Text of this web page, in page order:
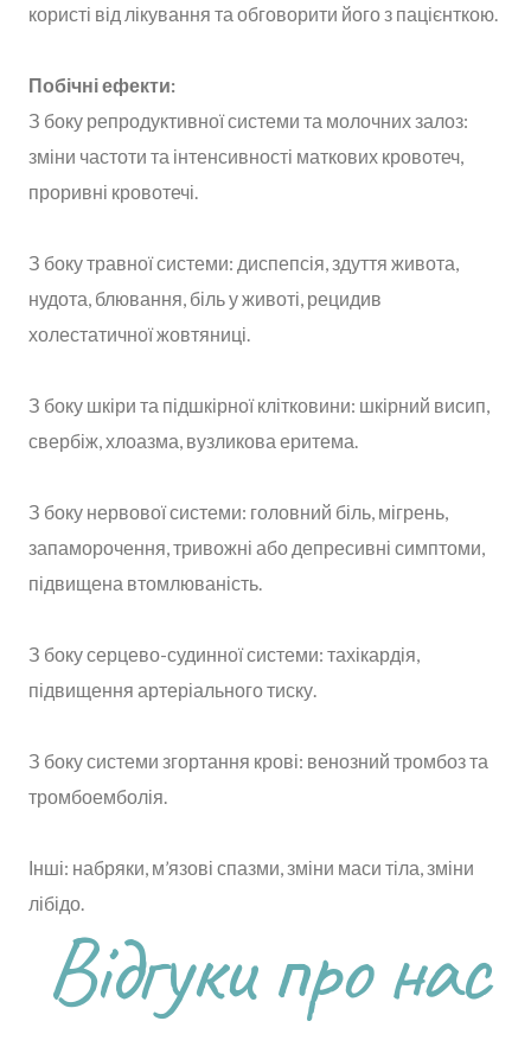
користі від лікування та обговорити його з пацієнткою.
Побічні ефекти:
З боку репродуктивної системи та молочних залоз:
зміни частоти та інтенсивності маткових кровотеч,
проривні кровотечі.
З боку травної системи: диспепсія, здуття живота,
нудота, блювання, біль у животі, рецидив
холестатичної жовтяниці.
З боку шкіри та підшкірної клітковини: шкірний висип,
свербіж, хлоазма, вузликова еритема.
З боку нервової системи: головний біль, мігрень,
запаморочення, тривожні або депресивні симптоми,
підвищена втомлюваність.
З боку серцево-судинної системи: тахікардія,
підвищення артеріального тиску.
З боку системи згортання крові: венозний тромбоз та
тромбоемболія.
Інші: набряки, м’язові спазми, зміни маси тіла, зміни
лібідо.
Відгуки про нас